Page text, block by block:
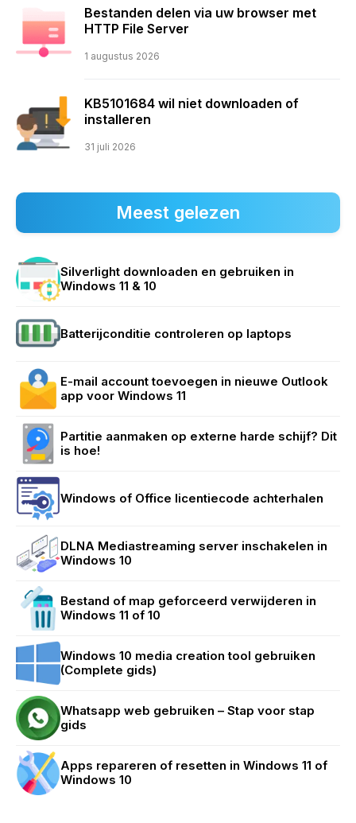
Bestanden delen via uw browser met
HTTP File Server
1 augustus 2026
KB5101684 wil niet downloaden of
installeren
31 juli 2026
Meest gelezen
Silverlight downloaden en gebruiken in
Windows 11 & 10
Batterijconditie controleren op laptops
E-mail account toevoegen in nieuwe Outlook
app voor Windows 11
Partitie aanmaken op externe harde schijf? Dit
is hoe!
Windows of Office licentiecode achterhalen
DLNA Mediastreaming server inschakelen in
Windows 10
Bestand of map geforceerd verwijderen in
Windows 11 of 10
Windows 10 media creation tool gebruiken
(Complete gids)
Whatsapp web gebruiken – Stap voor stap
gids
Apps repareren of resetten in Windows 11 of
Windows 10